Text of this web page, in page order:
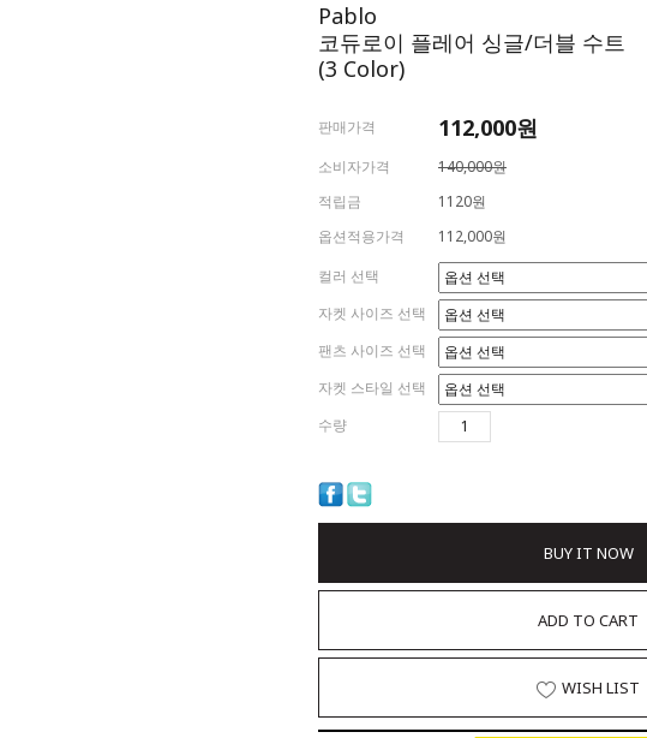
Pablo
코듀로이 플레어 싱글/더블 수트
(3 Color)
판매가격 112,000원
소비자가격
140,000원
적립금
1120원
옵션적용가격
112,000원
컬러 선택
자켓 사이즈 선택
팬츠 사이즈 선택
자켓 스타일 선택
수량
BUY IT NOW
ADD TO CART
WISH LIST